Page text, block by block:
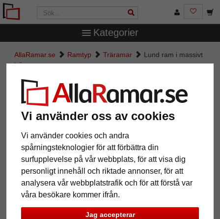
Vi använder oss av cookies
Vi använder cookies och andra
spårningsteknologier för att förbättra din
surfupplevelse på vår webbplats, för att visa dig
personligt innehåll och riktade annonser, för att
analysera vår webbplatstrafik och för att förstå var
våra besökare kommer ifrån.
Jag accepterar
Kategorier
AllaRamar.se Ramtyp Träramar
Lund ram i massivt
trä
Lund ram i massivt trä
Tillbaka